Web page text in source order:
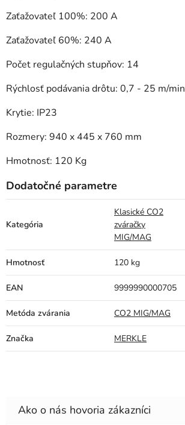
Zaťažovateľ 100%: 200 A
Zaťažovateľ 60%: 240 A
Počet regulačných stupňov: 14
Rýchlosť podávania drôtu: 0,7 - 25 m/min
Krytie: IP23
Rozmery: 940 x 445 x 760 mm
Hmotnosť: 120 Kg
Dodatočné parametre
Kategória
Klasické CO2
zváračky
MIG/MAG
Hmotnosť 120 kg
EAN 9999990000705
Metóda zvárania CO2 MIG/MAG
Značka MERKLE